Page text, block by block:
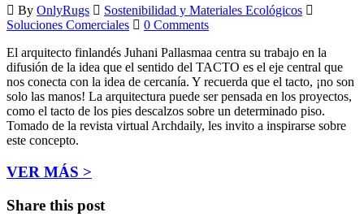
By OnlyRugs
Sostenibilidad y Materiales Ecológicos
Soluciones Comerciales
0 Comments
El arquitecto finlandés Juhani Pallasmaa centra su trabajo en la
difusión de la idea que el sentido del TACTO es el eje central que
nos conecta con la idea de cercanía. Y recuerda que el tacto, ¡no son
solo las manos! La arquitectura puede ser pensada en los proyectos,
como el tacto de los pies descalzos sobre un determinado piso.
Tomado de la revista virtual Archdaily, les invito a inspirarse sobre
este concepto.
VER MÁS >
Share this post